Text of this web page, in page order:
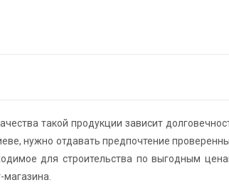
такой продукции зависит
нужно отдавать предпочтение
для строительства по выгодным